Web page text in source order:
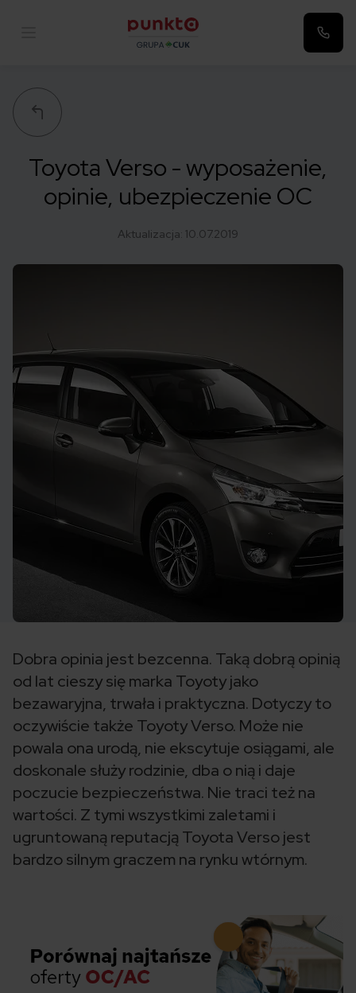
Toyota Verso - wyposażenie,
opinie, ubezpieczenie OC
Aktualizacja: 10.07.2019
Dobra opinia jest bezcenna. Taką dobrą opinią
od lat cieszy się marka Toyoty jako
bezawaryjna, trwała i praktyczna. Dotyczy to
oczywiście także Toyoty Verso. Może nie
powala ona urodą, nie ekscytuje osiągami, ale
doskonale służy rodzinie, dba o nią i daje
poczucie bezpieczeństwa. Nie traci też na
wartości. Z tymi wszystkimi zaletami i
ugruntowaną reputacją Toyota Verso jest
bardzo silnym graczem na rynku wtórnym.